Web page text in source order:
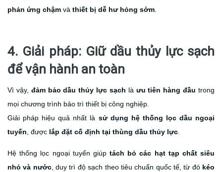
phản ứng chậm và thiết bị dễ hư hỏng sớm
4. Giải pháp: Giữ dầu thủy lực sạch
để vận hành an toàn
Vì vậy, đảm bảo dầu thủy lực sạch là ưu tiên hàng đầu trong
mọi chương trình bảo trì thiết bị công nghiệp.
Giải pháp hiệu quả nhất là sử dụng hệ thống lọc dầu ngoại
tuyến , được lắp đặt cố định tại thùng dầu thủy lực
Hệ thống lọc ngoại tuyến giúp tách bỏ các hạt tạp chất siêu
nhỏ và nước, duy trì độ sạch theo tiêu chuẩn quốc tế, từ đó kéo